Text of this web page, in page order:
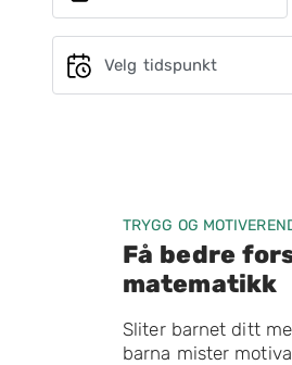
Velg tidspunkt
TRYGG OG
Få bedre
matematikk
Sliter barnet ditt
barna mister